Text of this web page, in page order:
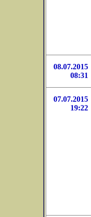
08.07.2015
08:31
07.07.2015
19:22